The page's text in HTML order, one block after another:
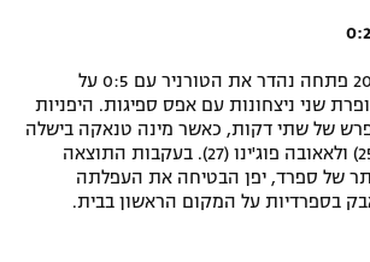
אלופת העולם מ-2011 פתחה נהדר את הטורניר עם 0:5 על
שני ניצחונות עם אפס ספיגות. היפניות
של שתי דקות, כאשר מינה טנאקה בישלה
להיקארו נאומוטו (25) ולאאובה פוג'ינו (27). בעקבות התוצאה
של ספרד, יפן הבטיחה את העפלתה
בספרדיות על המקום הראשון בבית.